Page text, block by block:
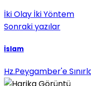
İki Olay İki Yöntem
Sonraki yazılar
İslam
Hz.Peygamber'e